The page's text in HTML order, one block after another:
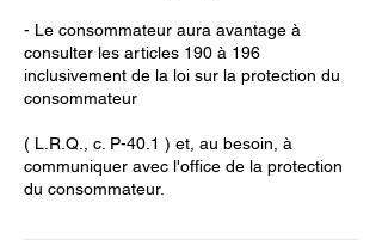
- Le consommateur aura avantage à
consulter les articles 190 à 196
inclusivement de la loi sur la protection du
consommateur
( L.R.Q., c. P-40.1 ) et, au besoin, à
communiquer avec l'office de la protection
du consommateur.